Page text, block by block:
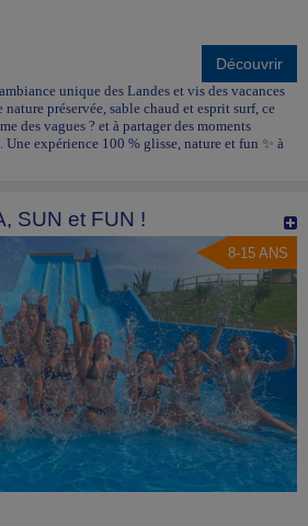
Découvrir
unique des Landes et vis des vacances
nature préservée, sable chaud et esprit surf, ce
des vagues ? et à partager des moments
expérience 100 % glisse, nature et fun ✨ à
SUN et FUN !
8-15 ANS